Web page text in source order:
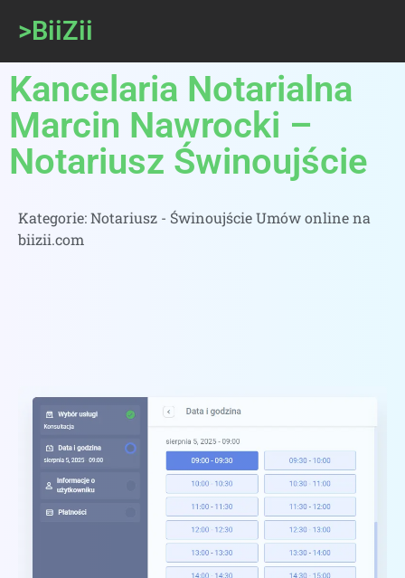
>BiiZii
Kancelaria Notarialna
Marcin Nawrocki –
Notariusz Świnoujście
Kategorie:Notariusz - Świnoujście Umów online na
biizii.com